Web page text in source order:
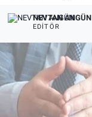
NEVTAN ANGÜN
EDITÖR